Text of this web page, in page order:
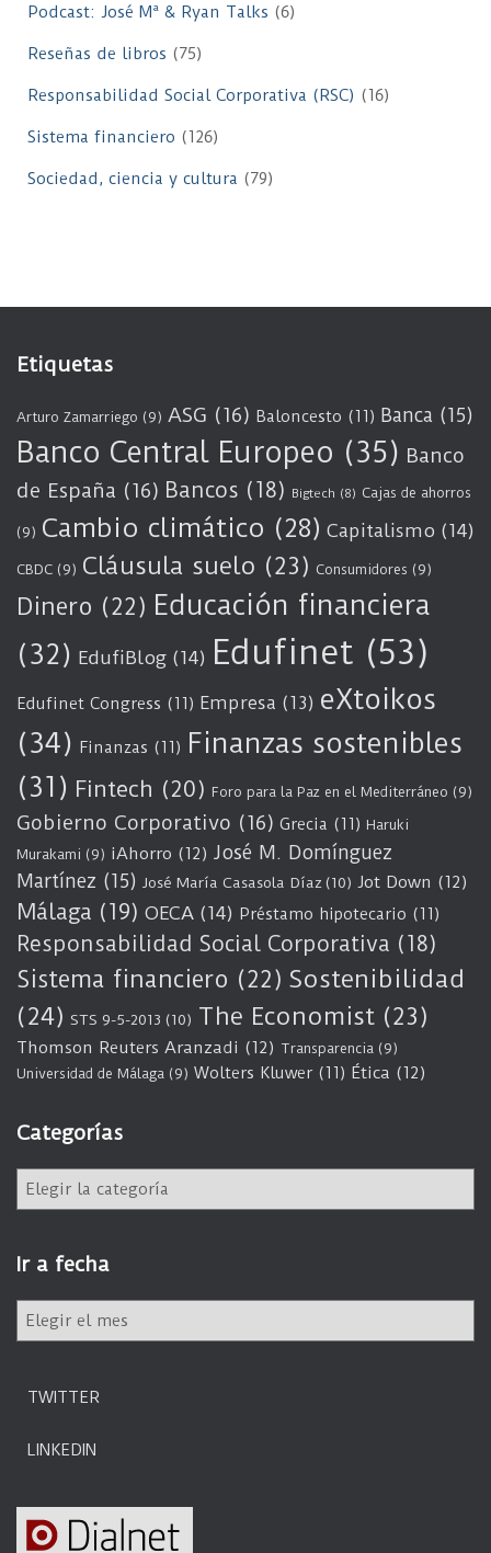
Podcast: José Mª & Ryan Talks (6)
Reseñas de libros (75)
Responsabilidad Social Corporativa (RSC) (16)
Sistema financiero (126)
Sociedad, ciencia y cultura (79)
Etiquetas
Arturo Zamarriego (9) ASG (16) Baloncesto (11) Banca (15)
Banco Central Europeo (35) Banco
de España (16) Bancos (18) Bigtech (8) Cajas de ahorros
(9) Cambio climático (28) Capitalismo (14)
CBDC (9) Cláusula suelo (23) Consumidores (9)
Dinero (22) Educación financiera
(32) EdufiBlog (14) Edufinet (53)
Edufinet Congress (11) Empresa (13) eXtoikos
(34) Finanzas (11) Finanzas sostenibles
(31) Fintech (20) Foro para la Paz en el Mediterráneo (9)
Gobierno Corporativo (16) Grecia (11) Haruki
Murakami (9) iAhorro (12) José M. Domínguez
Martínez (15) José María Casasola Díaz (10) Jot Down (12)
Málaga (19) OECA (14) Préstamo hipotecario (11)
Responsabilidad Social Corporativa (18)
Sistema financiero (22) Sostenibilidad
(24) STS 9-5-2013 (10) The Economist (23)
Thomson Reuters Aranzadi (12) Transparencia (9)
Universidad de Málaga (9) Wolters Kluwer (11) Ética (12)
Categorías
e
g
o
í
Ir a fecha
TWITTER
LINKEDIN